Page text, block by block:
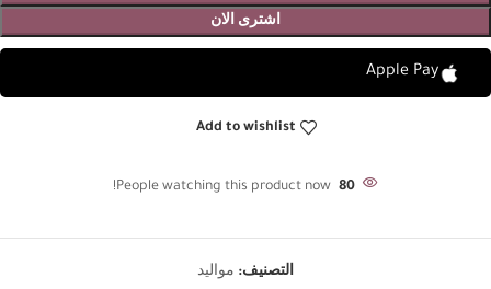
اشترى الان
Apple Pay
Add to wishlist
80
People watching this product now!
التصنيف: مواليد